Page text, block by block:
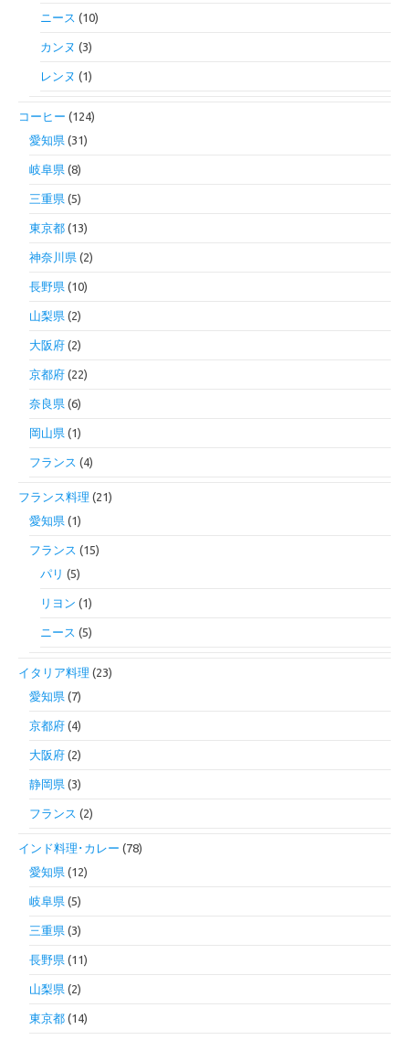
ニース (10)
カンヌ (3)
レンヌ (1)
コーヒー (124)
愛知県 (31)
岐阜県 (8)
三重県 (5)
東京都 (13)
神奈川県 (2)
長野県 (10)
山梨県 (2)
大阪府 (2)
京都府 (22)
奈良県 (6)
岡山県 (1)
フランス (4)
フランス料理 (21)
愛知県 (1)
フランス (15)
パリ (5)
リヨン (1)
ニース (5)
イタリア料理 (23)
愛知県 (7)
京都府 (4)
大阪府 (2)
静岡県 (3)
フランス (2)
インド料理･カレー (78)
愛知県 (12)
岐阜県 (5)
三重県 (3)
長野県 (11)
山梨県 (2)
東京都 (14)